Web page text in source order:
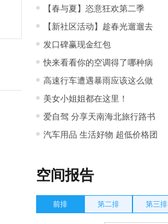
【春与夏】恣意狂欢第二季
【新社区活动】趁春光遛遛去
发口碑赢现金红包
快来看看你的空调得了哪种病
高速行车遭遇暴雨应该这么做
美女小姐姐都在这里！
爱自驾 分享天南海北旅行路书
汽车用品 生活好物 超低价格团
空间报告
前排 第二排 第三排